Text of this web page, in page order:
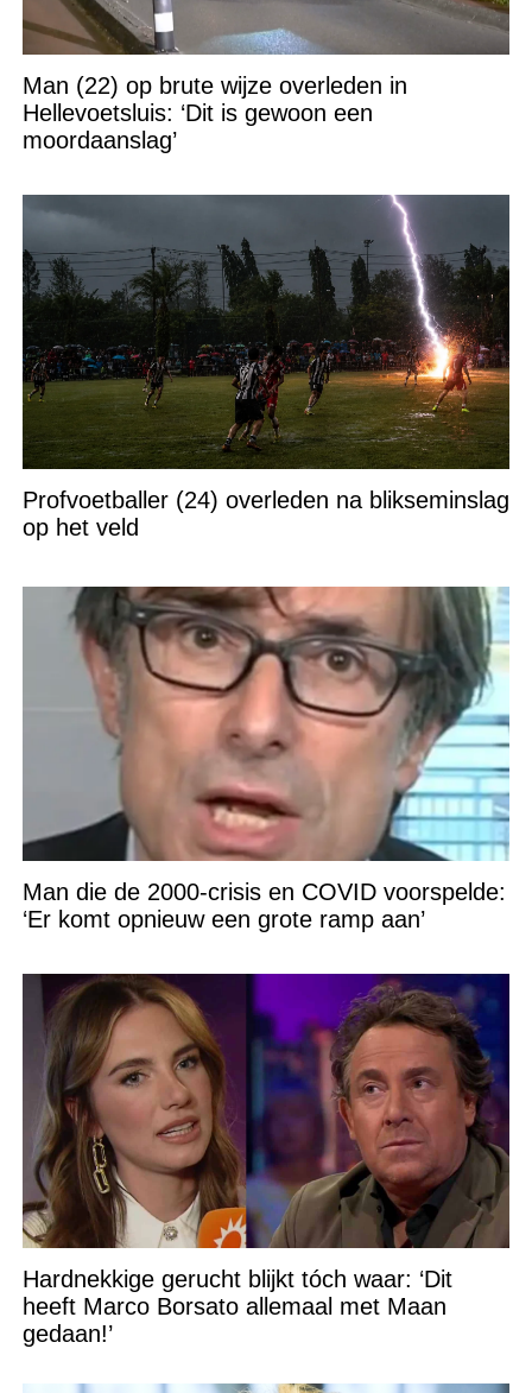
Man (22) op brute wijze overleden in
Hellevoetsluis: ‘Dit is gewoon een
moordaanslag’
Profvoetballer (24) overleden na blikseminslag
op het veld
Man die de 2000-crisis en COVID voorspelde:
‘Er komt opnieuw een grote ramp aan’
Hardnekkige gerucht blijkt tóch waar: ‘Dit
heeft Marco Borsato allemaal met Maan
gedaan!’